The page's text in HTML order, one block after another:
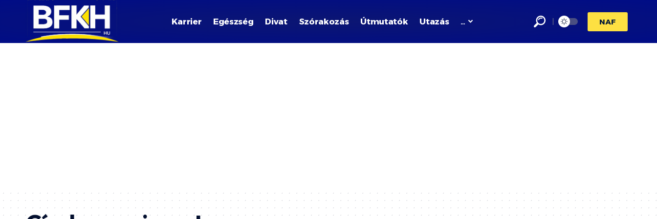
Karrier Egészség Divat Szórakozás Útmutatók Utazás … NAF